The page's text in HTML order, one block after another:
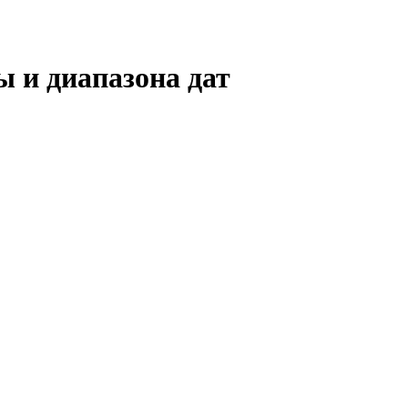
и диапазона дат